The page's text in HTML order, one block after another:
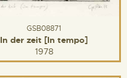
GSB08871
In der zeit [In tempo]
1978